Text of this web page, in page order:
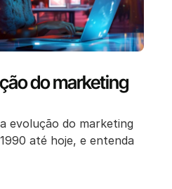
do marketing
evolução do marketing
até hoje, e entenda